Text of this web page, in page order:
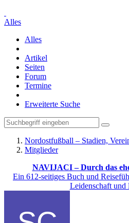
Alles
Alles
Artikel
Seiten
Forum
Termine
Erweiterte Suche
Nordostfußball – Stadien,
Mitglieder
NAVIJACI – Durch das
Ein 612-seitiges Buch und
Leidenschaft und